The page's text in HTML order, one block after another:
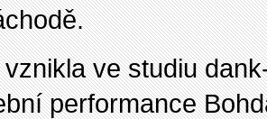
ve studiu
performance